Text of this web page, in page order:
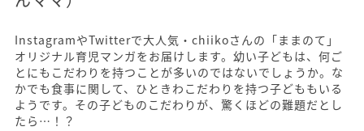
InstagramやTwitterで大人気・chiikoさんの「ままのて」
オリジナル育児マンガをお届けします。幼い子どもは、何ご
とにもこだわりを持つことが多いのではないでしょうか。な
かでも食事に関して、ひときわこだわりを持つ子どももいる
ようです。その子どものこだわりが、驚くほどの難題だとし
たら…！？